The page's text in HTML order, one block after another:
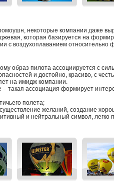
некоторые компании даже
которая базируется на
с воздухоплаванием относительно
образ пилота ассоциируется с
и достойно, красиво, с
на имидж компании.
такая ассоциация формирует
полета;
желаний, создание
и нейтральный символ, легко